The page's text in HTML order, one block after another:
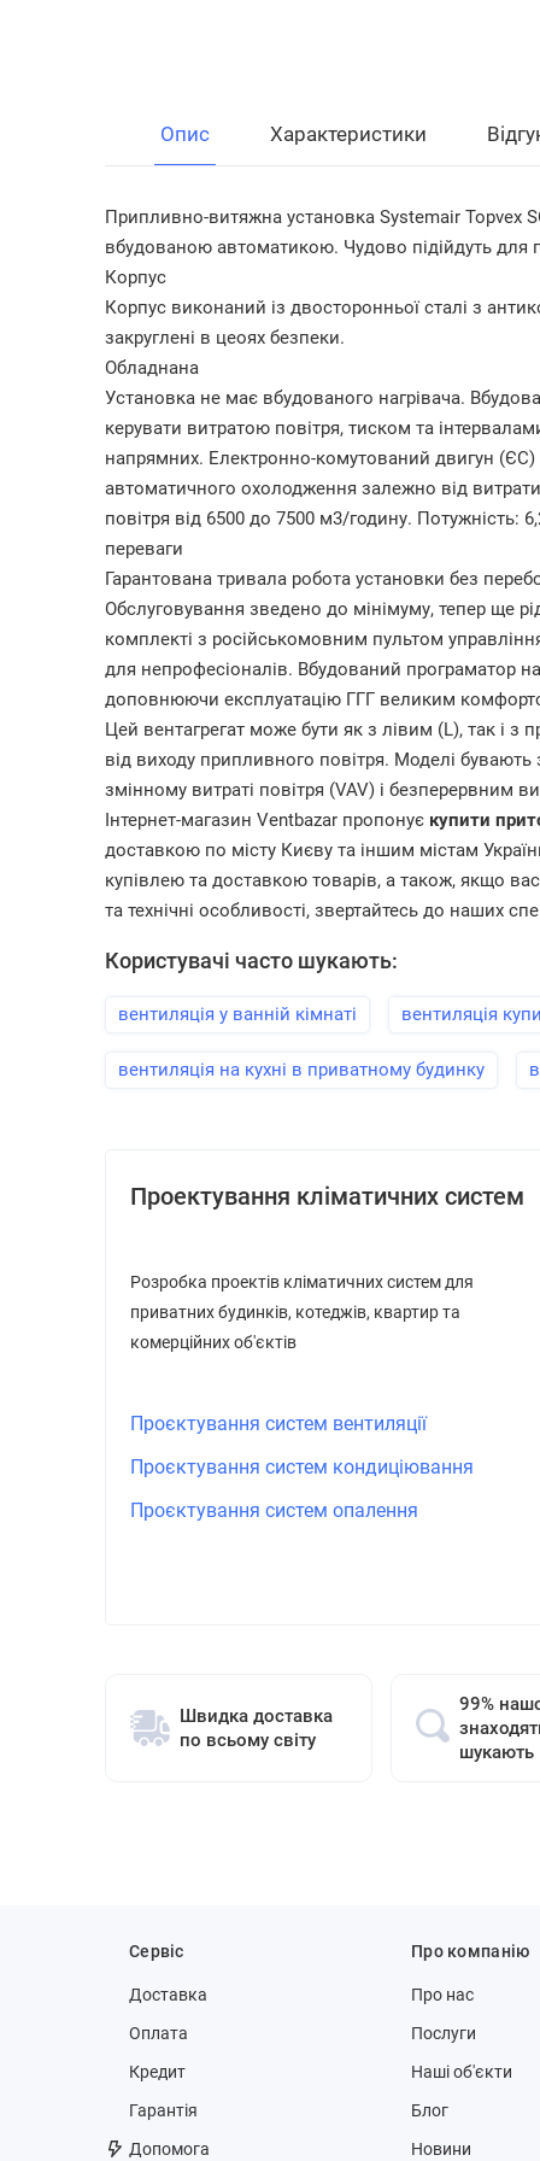
Опис Характеристики
Припливно-витяжна установка Systemair Topvex
вбудованою автоматикою. Чудово підійдуть для
Корпус
Корпус виконаний із двосторонньої сталі з
закруглені в цеоях безпеки.
Обладнана
Установка не має вбудованого нагрівача.
керувати витратою повітря, тиском та
напрямних. Електронно-комутований двигун
автоматичного охолодження залежно від
повітря від 6500 до 7500 м3/годину. Потужність:
переваги
Гарантована тривала робота установки без
Обслуговування зведено до мінімуму, тепер ще
комплекті з російськомовним пультом
для непрофесіоналів. Вбудований програматор
доповнюючи експлуатацію ГГГ великим
Цей вентагрегат може бути як з лівим (L), так і
від виходу припливного повітря. Моделі
змінному витраті повітря (VAV) і безперервним
Інтернет-магазин Ventbazar пропонує купити
доставкою по місту Києву та іншим містам
купівлею та доставкою товарів, а також, якщо
та технічні особливості, звертайтесь до наших
Користувачі часто шукають:
вентиляція у ванній кімнаті вентиляція
вентиляція на кухні в приватному будинку
Проектування кліматичних систем
Розробка проектів кліматичних систем для
приватних будинків, котеджів, квартир та
комерційних об'єктів
Проєктування систем вентиляції
Проєктування систем кондиціювання
Проєктування систем опалення
Швидка доставка
по всьому світу
99%
шукають
Сервіс
Доставка
Оплата
Кредит
Гарантія
Допомога
Про компанію
Про нас
Послуги
Наші об'єкти
Блог
Новини